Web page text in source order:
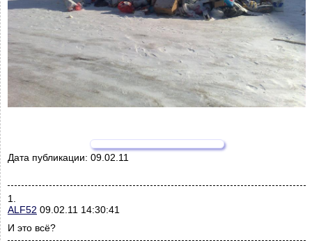
Дата публикации: 09.02.11
1.
ALF52 09.02.11 14:30:41
И это всё?